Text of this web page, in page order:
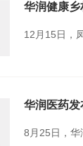
华润健康
12月15日，
华润医药
8月25日，华